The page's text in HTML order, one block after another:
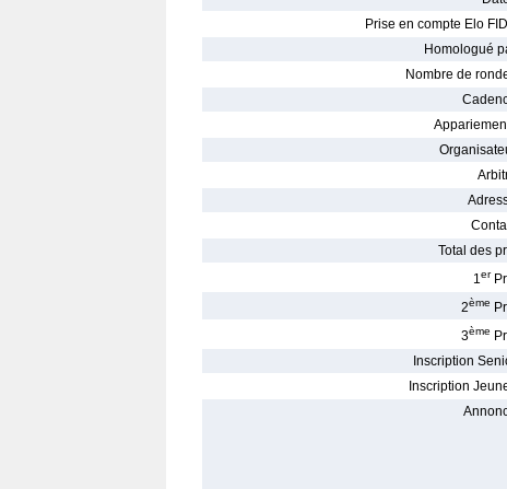
Prise en compte Elo
Homologué
Nombre de
Total des
1er
2ème
3ème
Inscription
Inscription